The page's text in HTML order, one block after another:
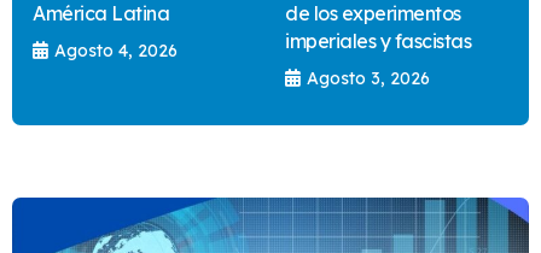
América Latina
Agosto 4, 2026
de los experimentos
imperiales y fascistas
Agosto 3, 2026